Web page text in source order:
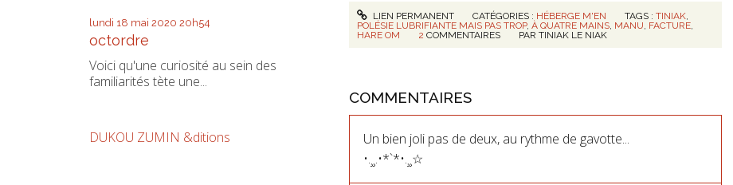
lundi 18 mai 2020 20h54
octordre
Voici qu'une curiosité au sein des
familiarités tète une...
DUKOU ZUMIN &ditions
LIEN PERMANENT CATÉGORIES : HÉBERGE M'EN TAGS :TINIAK,
POLÉSIE LUBRIFIANTE MAIS PAS TROP, À QUATRE MAINS, MANU, FACTURE,
HARE OM
2 COMMENTAIRES PAR TINIAK LE NIAK
COMMENTAIRES
Un bien joli pas de deux, au rythme de gavotte...
•.¸¸.•*`*•.¸¸☆